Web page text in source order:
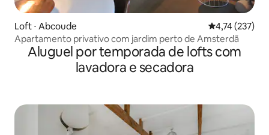
Loft ⋅ Abcoude 4,74 de uma
4,74 (237)
Apartamento privativo com jardim perto de Amsterdã
Aluguel por temporada de lofts com
lavadora e secadora